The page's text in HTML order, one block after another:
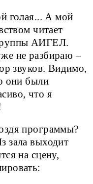
голая... А мой
читает
АИГЕЛ.
не разбираю –
звуков. Видимо,
они были
что я
программы?
зала выходит
на сцену,